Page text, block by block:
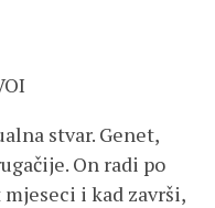
stvar. Genet,
On radi po
i kad završi,